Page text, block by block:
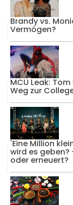
Brandy vs.
Vermögen?
MCU Leak:
Weg zur
'Eine Million
wird es
oder erneuert?